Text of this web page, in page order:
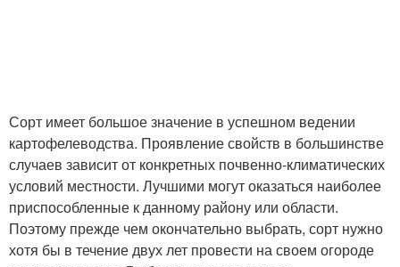
Сорт имеет большое значение в успешном ведении
картофелеводства. Проявление свойств в большинстве
случаев зависит от конкретных почвенно-климатических
условий местности. Лучшими могут оказаться наиболее
приспособленные к данному району или области.
Поэтому прежде чем окончательно выбрать, сорт нужно
хотя бы в течение двух лет провести на своем огороде